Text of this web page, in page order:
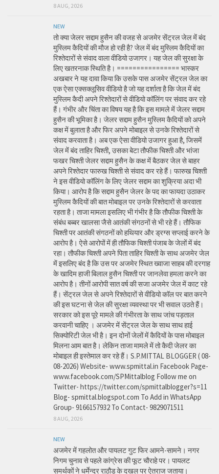
8 AUG, 2026
NEW
तो क्या जेलर सद्दाम हुसैन की वजह से अजमेर सेंट्रल जेल में बंद
मुस्लिम कैदियों की मौज हो रही है? जेल में बंद मुस्लिम कैदियों का
रिश्तेदारों से संवाद वाला वीडियो उजागर। यह जेल की सुरक्षा के
लिए खतरनाक स्थिति है। ================ भास्कर
अखबार ने यह दावा किया कि उसके पास अजमेर सेंट्रल जेल का
एक ऐसा एक्सक्लूसिव वीडियो है जो यह दर्शाता है कि जेल में बंद
मुस्लिम कैदी अपने रिश्तेदारों से वीडियो कॉलिंग पर संवाद कर रहे
हैं। गंभीर और चिंता का विषय यह है कि इस मामले में जेलर सद्दाम
हुसैन की भूमिका है। जेलर सद्दाम हुसैन मुस्लिम कैदियों को अपने
कक्ष में बुलाता है और फिर अपने मोबाइल से उनके रिश्तेदारों से
संवाद करवाता है। अब एक ऐसा वीडियो उजागर हुआ है, जिसमें
जेल में बंद ताहिर चिश्ती, उसका बेटा तौफीक चिश्ती और भांजा
फखर चिश्ती जेलर सद्दाम हुसैन के कक्ष में बैठकर जेल से बाहर
अपने रिश्तेदार फारुख चिश्ती से संवाद कर रहे हैं। फारुख चिश्ती
ने इस वीडियो कॉलिंग के लिए जेलर सद्दाम का शुक्रिया अदा भी
किया। आरोप है कि सद्दाम हुसैन जेलर के पद का फायदा उठाकर
मुस्लिम कैदियों की बात मोबाइल पर उनके रिश्तेदारों से करवाता
रहता है। ताजा मामला इसलिए भी गंभीर है कि तौफीक चिश्ती के
संबंध बब्बर खालसा जैसे आतंकी संगठनों से भी रहे हैं। तौफिक
चिश्ती पर आतंकी संगठनों को हथियार और ड्रग्स सप्लाई करने के
आरोप है। ऐसे आरोपों में ही तौफिक चिश्ती पंजाब के जेलों में बंद
रहा। तौफीक चिश्ती अपने पिता ताहिर चिश्ती के साथ अजमेर जेल
में इसलिए बंद है कि उस पर अजमेर स्थित ख्वाजा साहब की दरगाह
के खादिम हाजी बिलाल हुसैन चिश्ती पर जानलेवा हमला करने का
आरोप है। तीनों आरोपी सात वर्ष की सजा अजमेर जेल में काट रहे
हैं। सेंट्रल जेल से अपने रिश्तेदारों से वीडियो कॉल पर बात करने
की इस घटना से जेल की सुरक्षा व्यवस्था पर भी सवाल उठते हैं।
सरकार को इस पूरे मामले की गंभीरता के साथ जांच पड़ताल
करवानी चाहिए । अजमेर में सेंट्रल जेल के साथ साथ हाई
सिक्योरिटी जेल भी है। इन दोनों जेलों में कैदियों के पास मोबाइल
मिलना आम बात है। लेकिन ताजा मामले में तो कैदी जेलर का
मोबाइल ही इस्तेमाल कर रहे हैं। S.P.MITTAL BLOGGER ( 08-
08-2026) Website- www.spmittal.in Facebook Page-
www.facebook.com/SPMittalblog Follow me on
Twitter- https://twitter.com/spmittalblogger?s=11
Blog- spmittal.blogspot.com To Add in WhatsApp
Group- 9166157932 To Contact- 9829071511
8 AUG, 2026
NEW
अजमेर में गहलोत और पायलट गुट फिर आमने-सामने। नगर
निगम चुनाव से पहले कांग्रेस की फूट चौराहे पर। पायलट
समर्थकों ने धर्मेन्द्र राठौड़ के दखल पर ऐतराज जताया।